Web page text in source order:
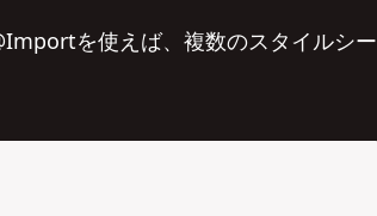
を使えば、複数のスタイルシー